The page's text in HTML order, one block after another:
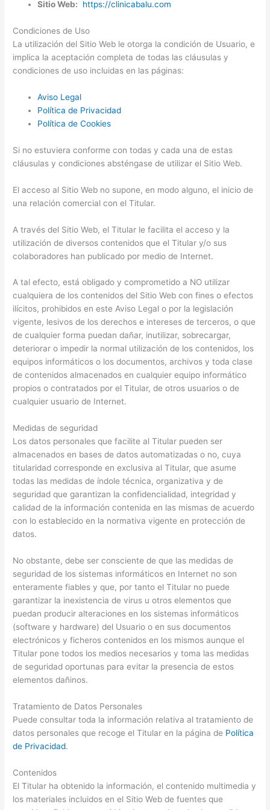
Sitio Web:
https://clinicabalu.com
Condiciones de Uso
La utilización del Sitio Web le otorga la condición de Usuario, e
implica la aceptación completa de todas las cláusulas y
condiciones de uso incluidas en las páginas:
Aviso Legal
Política de Privacidad
Política de Cookies
Si no estuviera conforme con todas y cada una de estas
cláusulas y condiciones absténgase de utilizar el Sitio Web.
El acceso al Sitio Web no supone, en modo alguno, el inicio de
una relación comercial con el Titular.
A través del Sitio Web, el Titular le facilita el acceso y la
utilización de diversos contenidos que el Titular y/o sus
colaboradores han publicado por medio de Internet.
A tal efecto, está obligado y comprometido a NO utilizar
cualquiera de los contenidos del Sitio Web con fines o efectos
ilícitos, prohibidos en este Aviso Legal o por la legislación
vigente, lesivos de los derechos e intereses de terceros, o que
de cualquier forma puedan dañar, inutilizar, sobrecargar,
deteriorar o impedir la normal utilización de los contenidos, los
equipos informáticos o los documentos, archivos y toda clase
de contenidos almacenados en cualquier equipo informático
propios o contratados por el Titular, de otros usuarios o de
cualquier usuario de Internet.
Medidas de seguridad
Los datos personales que facilite al Titular pueden ser
almacenados en bases de datos automatizadas o no, cuya
titularidad corresponde en exclusiva al Titular, que asume
todas las medidas de índole técnica, organizativa y de
seguridad que garantizan la confidencialidad, integridad y
calidad de la información contenida en las mismas de acuerdo
con lo establecido en la normativa vigente en protección de
datos.
No obstante, debe ser consciente de que las medidas de
seguridad de los sistemas informáticos en Internet no son
enteramente fiables y que, por tanto el Titular no puede
garantizar la inexistencia de virus u otros elementos que
puedan producir alteraciones en los sistemas informáticos
(software y hardware) del Usuario o en sus documentos
electrónicos y ficheros contenidos en los mismos aunque el
Titular pone todos los medios necesarios y toma las medidas
de seguridad oportunas para evitar la presencia de estos
elementos dañinos.
Tratamiento de Datos Personales
Puede consultar toda la información relativa al tratamiento de
datos personales que recoge el Titular en la página de Política
de Privacidad.
Contenidos
El Titular ha obtenido la información, el contenido multimedia y
los materiales incluidos en el Sitio Web de fuentes que